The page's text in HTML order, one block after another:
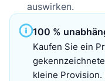
auswirken.
100 %
Kaufen Sie ein
kleine Provision.